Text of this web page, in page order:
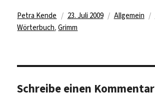
Autor
Petra Kende
Veröffentlicht
am
23. Juli 2009 Kategorien
Allgemein
Wörterbuch,Grimm
Schreibe einen Kommentar